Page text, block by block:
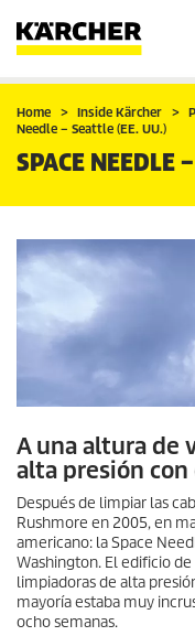
Home Inside Kärcher
Needle – Seattle (EE. UU.)
SPACE NEEDLE
A una altura de
alta presión con
Después de limpiar las
Rushmore en 2005, en
americano: la Space
Washington. El edificio
limpiadoras de alta
mayoría estaba muy
ocho semanas.